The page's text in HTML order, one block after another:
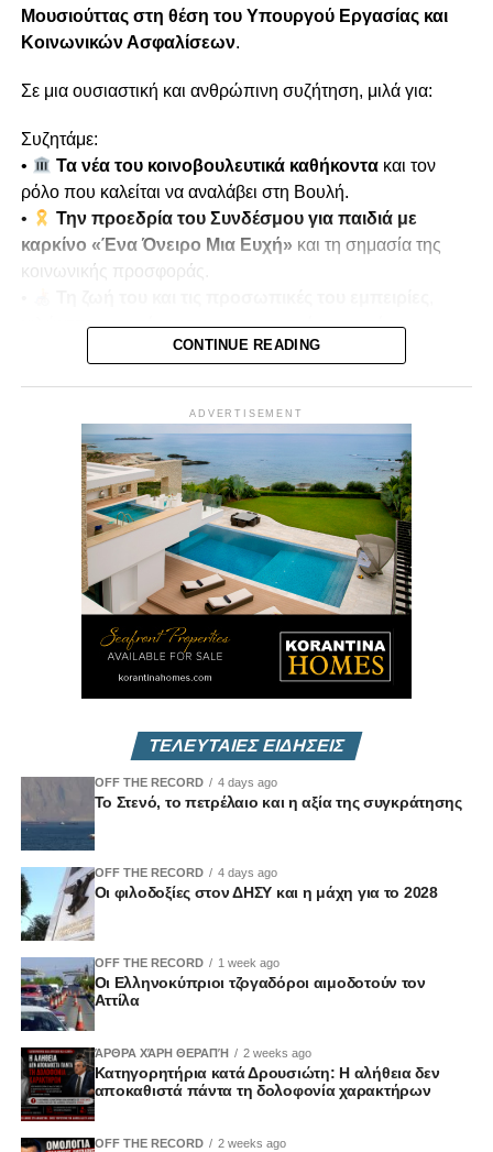
(Αρ. Φακ. 23.04.037.218-2020)
RELATED TOPICS:
Vouli report | 24/11/2020
DON'T MISS
ΚΟΙΝΟΒΟΥΛΕΥΤΙΚΗ ΕΠΙΤΡΟΠΗ ΓΕΩΡΓΙΑΣ ΚΑΙ
ΦΥΣΙΚΩΝ ΠΟΡΩΝ | Vouli report – 24/11/2020
Μουσιούτταςστη θέση του Υπουργού Εργασίας και
Κοινωνικών Ασφαλίσεων.
Σε μια ουσιαστική και ανθρώπινη συζήτηση, μιλά για:
Συζητάμε:
•
Τα νέα του κοινοβουλευτικά καθήκοντακαι τον
ρόλο που καλείται να αναλάβει στη Βουλή.
•
Την προεδρία του Συνδέσμου για παιδιά με
καρκίνο «Ένα Όνειρο Μια Ευχή» και τη σημασία της
κοινωνικής προσφοράς.
μιλώντας ανοιχτά για τον τραυματισμό του κατά την
τουρκική εισβολή του 1974.
Παρουσιάζει οΜίκης Κασάπης
Δευτέρα 22/12 στις 7μμ
Vouli Report— αποκλειστικά στοVouli.TV
CONTINUE READING
ADVERTISEMENT
ΤΕΛΕΥΤΑΙΕΣ ΕΙΔΗΣΕΙΣ
OFF THE RECORD 4 days ago
Το Στενό, το πετρέλαιο και η αξία της συγκράτησης
OFF THE RECORD 4 days ago
Οι φιλοδοξίες στον ΔΗΣΥ και η μάχη για το 2028
OFF THE RECORD 1 week ago
Οι Ελληνοκύπριοι τζογαδόροι αιμοδοτούν τον
Αττίλα
ΆΡΘΡΑ ΧΆΡΗ ΘΕΡΑΠΉ 2 weeks ago
Κατηγορητήρια κατά Δρουσιώτη: Η αλήθεια δεν
αποκαθιστά πάντα τη δολοφονία χαρακτήρων
OFF THE RECORD 2 weeks ago